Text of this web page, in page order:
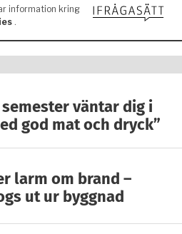
väntar dig i
god mat och dryck”
larm om brand –
ut ur byggnad